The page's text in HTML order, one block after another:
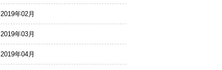
2019年02月
2019年03月
2019年04月